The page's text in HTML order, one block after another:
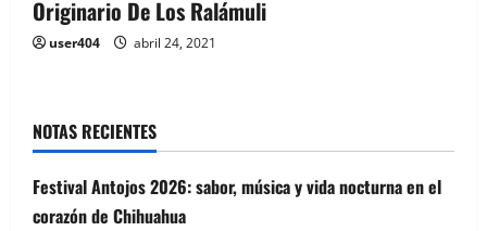
Originario De Los Ralámuli
user404 abril 24, 2021
NOTAS RECIENTES
Festival Antojos 2026: sabor, música y vida nocturna en el
corazón de Chihuahua